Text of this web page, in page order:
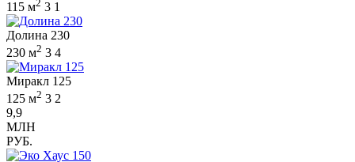
115 м2 3 1
Долина 230
230 м2 3 4
Миракл 125
125 м2 3 2
9,9
МЛН
РУБ.